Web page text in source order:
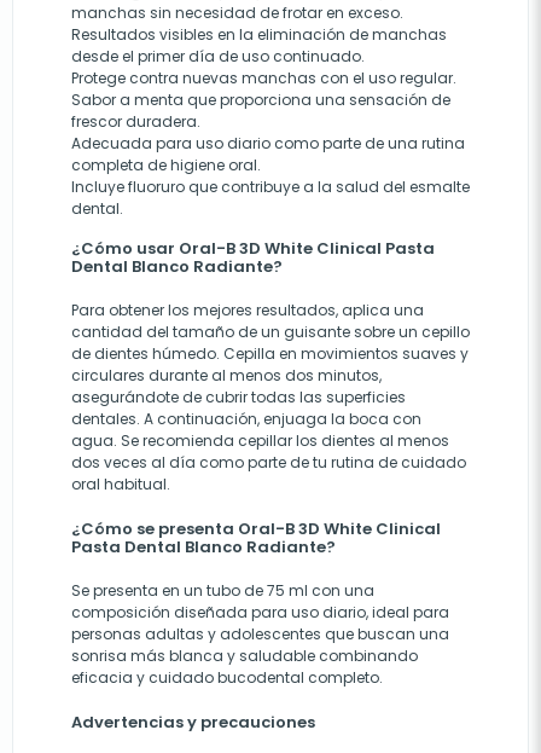
manchas sin necesidad de frotar en exceso.
Resultados visibles en la eliminación de manchas
desde el primer día de uso continuado.
Protege contra nuevas manchas con el uso regular.
Sabor a menta que proporciona una sensación de
frescor duradera.
Adecuada para uso diario como parte de una rutina
completa de higiene oral.
Incluye fluoruro que contribuye a la salud del esmalte
dental.
¿Cómo usar Oral-B 3D White Clinical Pasta
Dental Blanco Radiante?
Para obtener los mejores resultados, aplica una
cantidad del tamaño de un guisante sobre un cepillo
de dientes húmedo. Cepilla en movimientos suaves y
circulares durante al menos dos minutos,
asegurándote de cubrir todas las superficies
dentales. A continuación, enjuaga la boca con
agua. Se recomienda cepillar los dientes al menos
dos veces al día como parte de tu rutina de cuidado
oral habitual.
¿Cómo se presenta Oral-B 3D White Clinical
Pasta Dental Blanco Radiante?
Se presenta en un tubo de 75 ml con una
composición diseñada para uso diario, ideal para
personas adultas y adolescentes que buscan una
sonrisa más blanca y saludable combinando
eficacia y cuidado bucodental completo.
Advertencias y precauciones